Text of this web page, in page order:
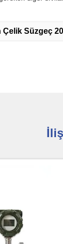
Çelik Süzgeç